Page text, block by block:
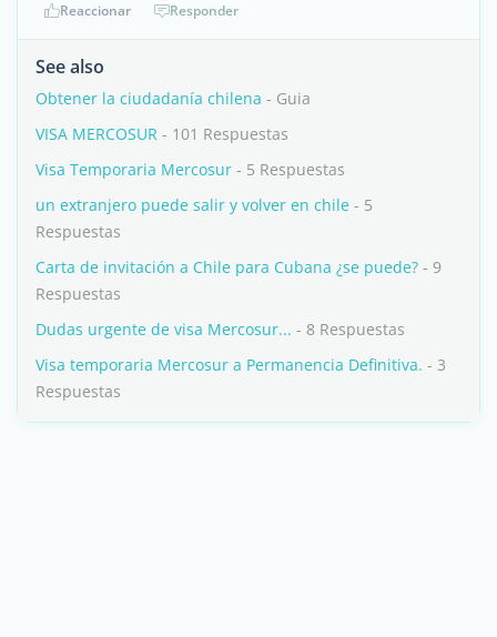
Reaccionar Responder
See also
Obtener la ciudadanía chilena - Guia
VISA MERCOSUR - 101 Respuestas
Visa Temporaria Mercosur - 5 Respuestas
un extranjero puede salir y volver en chile - 5
Respuestas
Carta de invitación a Chile para Cubana ¿se puede? - 9
Respuestas
Dudas urgente de visa Mercosur... - 8 Respuestas
Visa temporaria Mercosur a Permanencia Definitiva. - 3
Respuestas